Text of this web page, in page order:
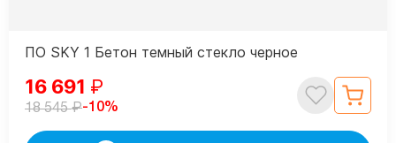
ПО SKY 1 Бетон темный стекло черное
16 691 ₽
18 545₽-10%